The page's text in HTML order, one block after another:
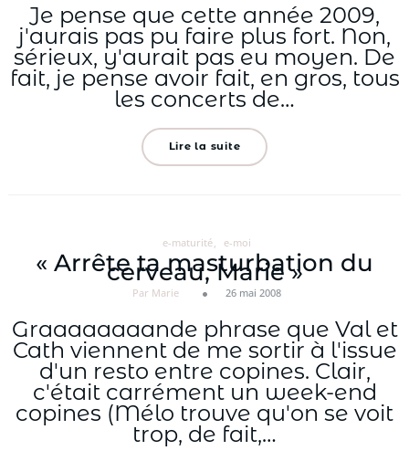
Je pense que cette année 2009,
j'aurais pas pu faire plus fort. Non,
sérieux, y'aurait pas eu moyen. De
fait, je pense avoir fait, en gros, tous
les concerts de…
Lire la suite
e-maturité e-moi
« Arrête ta masturbation du
cerveau, Marie »
Par Marie 26 mai 2008
Graaaaaaaande phrase que Val et
Cath viennent de me sortir à l'issue
d'un resto entre copines. Clair,
c'était carrément un week-end
copines (Mélo trouve qu'on se voit
trop, de fait,…